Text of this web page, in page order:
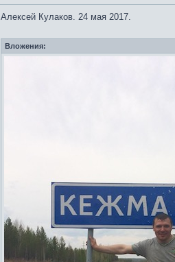
Алексей Кулаков. 24 мая 2017.
Вложения: